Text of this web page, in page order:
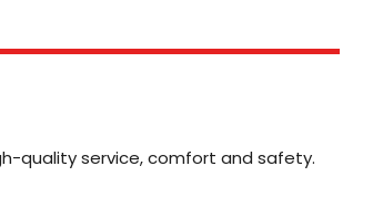
quality service, comfort and safety.